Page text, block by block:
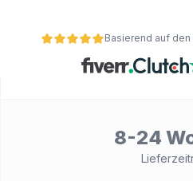
Basierend auf
8-24